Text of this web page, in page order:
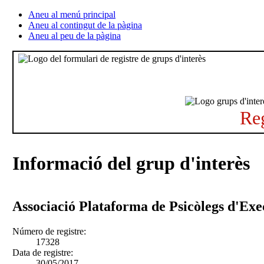
Aneu al menú principal
Aneu al contingut de la pàgina
Aneu al peu de la pàgina
Informació del grup d'interès
Associació Plataforma de Psicòlegs
Número de registre:
17328
Data de registre: